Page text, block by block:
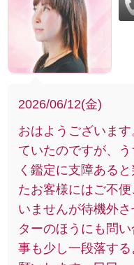
2026/06/12(金)
おはようございま
ていたのですが、
く鑑定に支障ある
たお客様にはご不
いませんが待機外
ターのほうにも問
事も少し一段落す